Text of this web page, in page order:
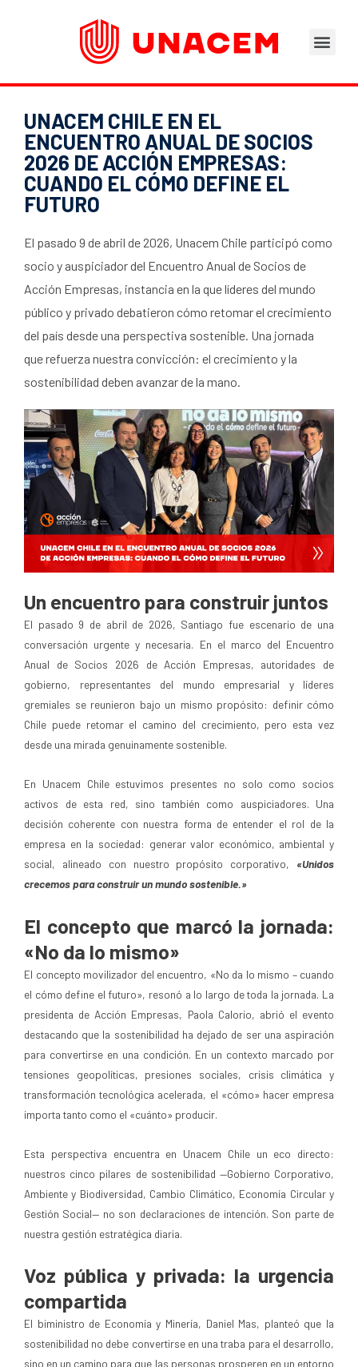
UNACEM CHILE EN EL
ENCUENTRO ANUAL DE SOCIOS
2026 DE ACCIÓN EMPRESAS:
CUANDO EL CÓMO DEFINE EL
FUTURO
El pasado 9 de abril de 2026, Unacem Chile participó como
socio y auspiciador del Encuentro Anual de Socios de
Acción Empresas, instancia en la que líderes del mundo
público y privado debatieron cómo retomar el crecimiento
del país desde una perspectiva sostenible. Una jornada
que refuerza nuestra convicción: el crecimiento y la
sostenibilidad deben avanzar de la mano.
Un encuentro para construir juntos
El pasado 9 de abril de 2026, Santiago fue escenario de una
conversación urgente y necesaria. En el marco del Encuentro
Anual de Socios 2026 de Acción Empresas, autoridades de
gobierno, representantes del mundo empresarial y líderes
gremiales se reunieron bajo un mismo propósito: definir cómo
Chile puede retomar el camino del crecimiento, pero esta vez
desde una mirada genuinamente sostenible.
En Unacem Chile estuvimos presentes no solo como socios
activos de esta red, sino también como auspiciadores. Una
decisión coherente con nuestra forma de entender el rol de la
empresa en la sociedad: generar valor económico, ambiental y
social, alineado con nuestro propósito corporativo, «Unidos
crecemos para construir un mundo sostenible.»
El concepto que marcó la jornada:
«No da lo mismo»
El concepto movilizador del encuentro, «No da lo mismo – cuando
el cómo define el futuro», resonó a lo largo de toda la jornada. La
presidenta de Acción Empresas, Paola Calorio, abrió el evento
destacando que la sostenibilidad ha dejado de ser una aspiración
para convertirse en una condición. En un contexto marcado por
tensiones geopolíticas, presiones sociales, crisis climática y
transformación tecnológica acelerada, el «cómo» hacer empresa
importa tanto como el «cuánto» producir.
Esta perspectiva encuentra en Unacem Chile un eco directo:
nuestros cinco pilares de sostenibilidad —Gobierno Corporativo,
Ambiente y Biodiversidad, Cambio Climático, Economía Circular y
Gestión Social— no son declaraciones de intención. Son parte de
nuestra gestión estratégica diaria.
Voz pública y privada: la urgencia
compartida
El biministro de Economía y Minería, Daniel Mas, planteó que la
sostenibilidad no debe convertirse en una traba para el desarrollo,
sino en un camino para que las personas prosperen en un entorno